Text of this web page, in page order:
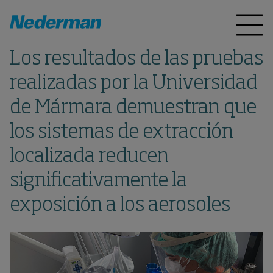
Los resultados de las pruebas
realizadas por la Universidad
de Mármara demuestran que
los sistemas de extracción
localizada reducen
significativamente la
exposición a los aerosoles
Un colector más potente, más eficiente.
Dale Go, con el MCP GO!